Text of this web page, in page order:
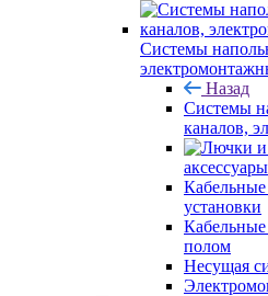
Системы
Назад
Системы
каналов,
аксессуары
установки
полом
Несущая